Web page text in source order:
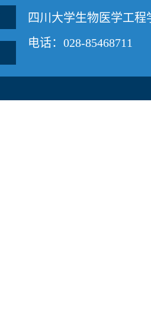
四川大学生物医学工程
电话：028-85468711